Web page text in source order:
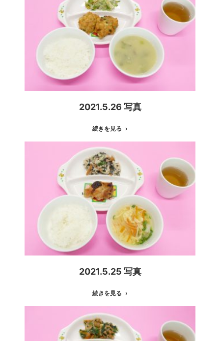
2021.5.26 写真
続きを見る
2021.5.25 写真
続きを見る